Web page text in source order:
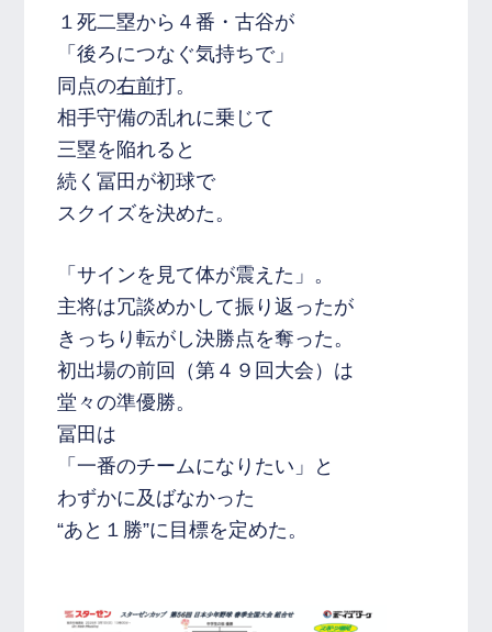
１死二塁から４番・古谷が
「後ろにつなぐ気持ちで」
同点の右前打。
相手守備の乱れに乗じて
三塁を陥れると
続く冨田が初球で
スクイズを決めた。
「サインを見て体が震えた」。
主将は冗談めかして振り返ったが
きっちり転がし決勝点を奪った。
初出場の前回（第４９回大会）は
堂々の準優勝。
冨田は
「一番のチームになりたい」と
わずかに及ばなかった
“あと１勝”に目標を定めた。